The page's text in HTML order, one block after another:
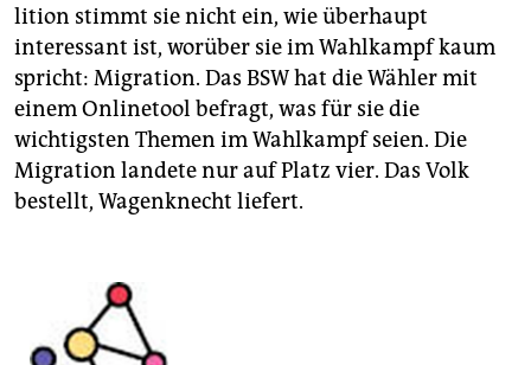
li­tion stimmt sie nicht ein, wie überhaupt
interessant ist, worüber sie im Wahlkampf kaum
spricht: Migration. Das BSW hat die Wähler mit
einem Onlinetool befragt, was für sie die
wichtigsten Themen im Wahlkampf seien. Die
Migration landete nur auf Platz vier. Das Volk
bestellt, Wagenknecht liefert.